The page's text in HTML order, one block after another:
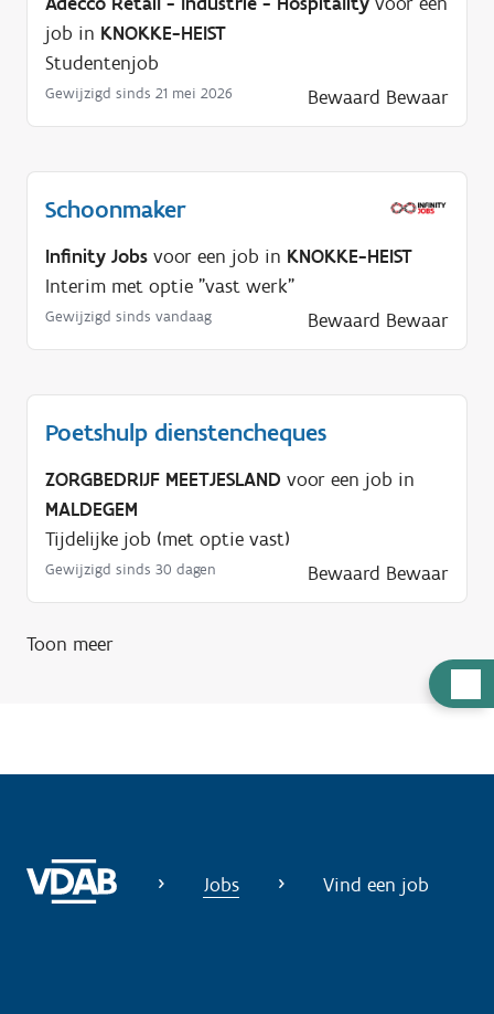
u
p
job in KNOKKE-HEIST
Studentenjob
Gewijzigd sinds 21 mei 2026 Bewaard Bewaar
Schoonmaker
Infinity Jobs voor een job in KNOKKE-HEIST
Interim met optie "vast werk"
Gewijzigd sinds vandaag Bewaard Bewaar
Poetshulp dienstencheques
ZORGBEDRIJF MEETJESLAND voor een job in
MALDEGEM
Tijdelijke job (met optie vast)
Gewijzigd sinds 30 dagen Bewaard Bewaar
Toon meer
Jobs Vind een job